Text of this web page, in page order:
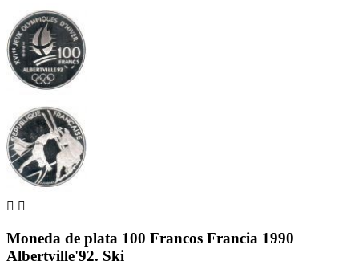
 
Moneda de plata 100 Francos Francia 1990
Albertville'92. Ski